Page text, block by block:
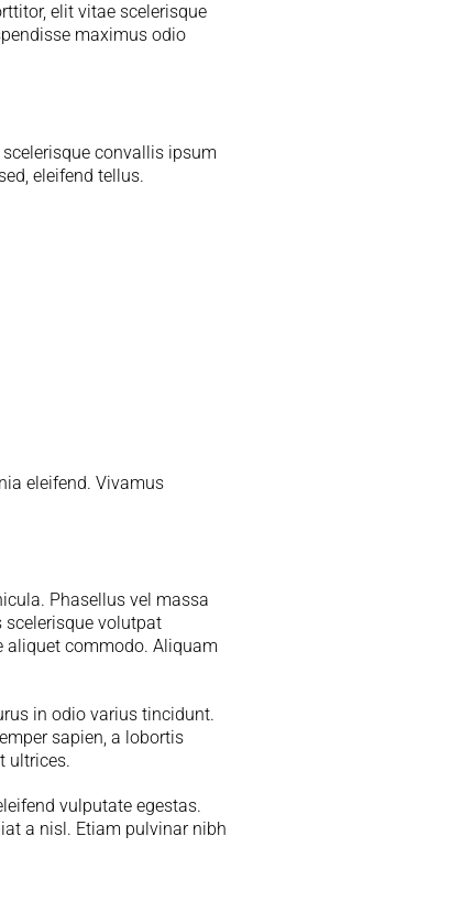
elit vitae scelerisque
maximus odio
convallis ipsum
eleifend tellus.
eleifend. Vivamus
Phasellus vel massa
scelerisque volutpat
aliquet commodo. Aliquam
in odio varius tincidunt.
sapien, a lobortis
ultrices.
vulputate egestas.
a nisl. Etiam pulvinar nibh